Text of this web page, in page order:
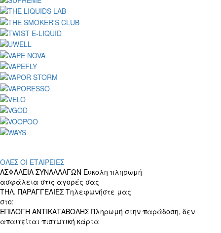
ΟΛΕΣ ΟΙ ΕΤΑΙΡΕΙΕΣ
ΑΣΦΑΛΕΙΑ ΣΥΝΑΛΛΑΓΩΝ Ευκολη πληρωμή
ασφάλεια στις αγορές σας
ΤΗΛ. ΠΑΡΑΓΓΕΛΙΕΣ Τηλεφωνήστε μας
στο:
ΕΠΙΛΟΓΗ ΑΝΤΙΚΑΤΑΒΟΛΗΣ Πληρωμή στην παράδοση, δεν
απαιτείται πιστωτική κάρτα